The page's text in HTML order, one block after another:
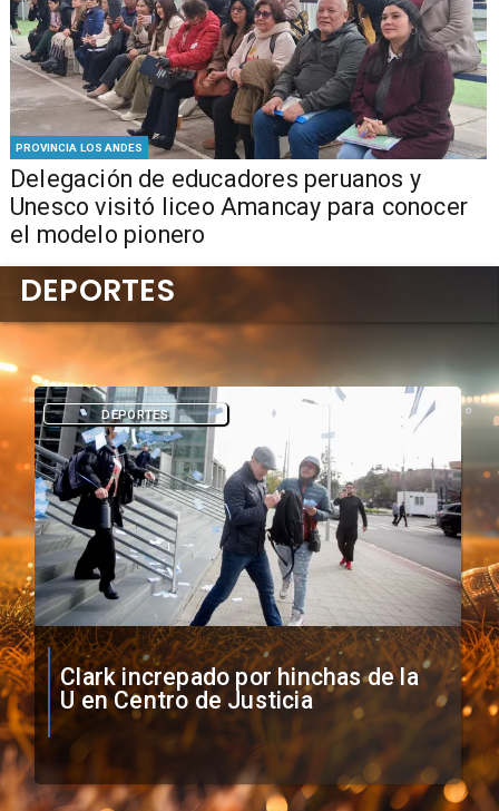
PROVINCIA LOS ANDES
Delegación de educadores peruanos y
Unesco visitó liceo Amancay para conocer
el modelo pionero
Vozinha firma contrato con Colo
Colo como nuevo arquero
DEPORTES
DEPORTES